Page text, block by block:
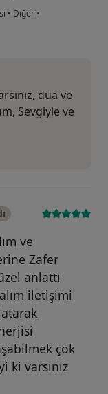
• Diğer •
dua ve
Sevgiyle ve
ve
Zafer
anlattı
iletişimi
çok
ki varsınız